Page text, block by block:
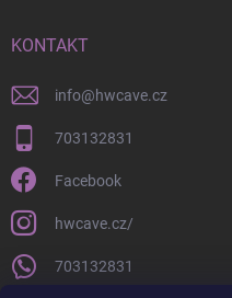
KONTAKT
info@hwcave.cz
703132831
Facebook
hwcave.cz/
703132831